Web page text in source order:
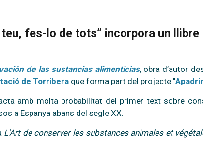
fes-lo de tots” incorpora un llibre
de las sustancias alimenticias, obra d’autor
de Torribera que forma part del projecte "
amb molta probabilitat del primer text sobre
a Espanya abans del segle XX.
L'Art de conserver les substances animales et